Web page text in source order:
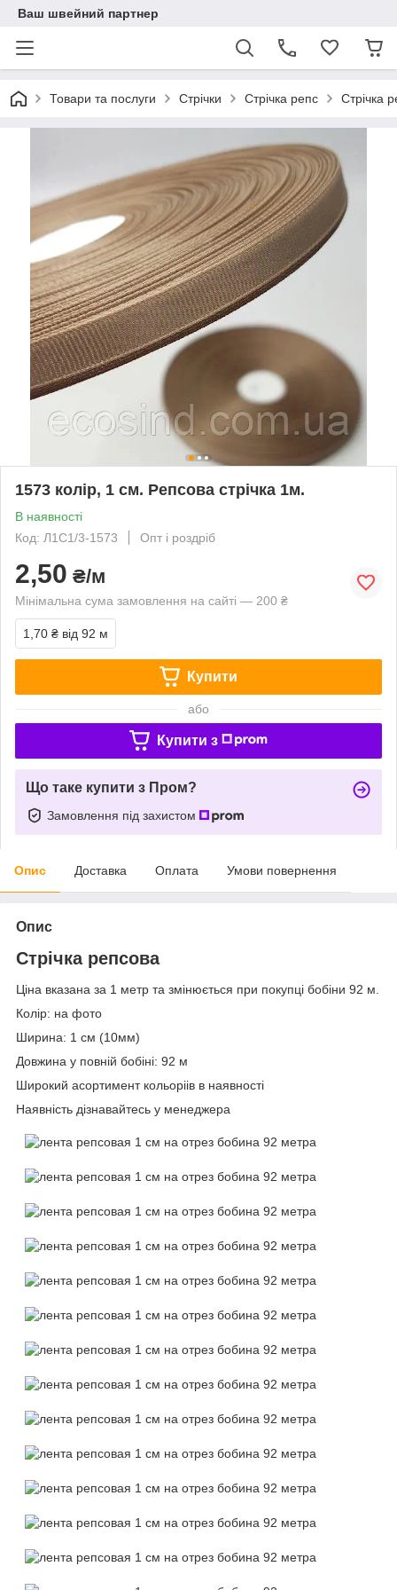
Ваш швейний партнер
Товари та послуги Стрічки Стрічка репс Стрічка
1573 колір, 1 см. Репсова стрічка 1м.
В наявності
Код: Л1С1/3-1573
Опт і роздріб
2,50 ₴/м
Мінімальна сума замовлення на сайті — 200 ₴
1,70 ₴ від 92 м
Купити
або
Купити з
Що таке купити з Пром?
Замовлення під захистом
Опис Доставка Оплата Умови повернення
Опис
Стрічка репсова
Ціна вказана за 1 метр та змінюється при покупці бобіни 92 м.
Колір: на фото
Ширина: 1 см (10мм)
Довжина у повній бобіні: 92 м
Широкий асортимент кольоріів в наявності
Наявність дізнавайтесь у менеджера